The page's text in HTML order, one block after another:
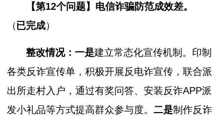
【第12个问题】 电信诈骗防范成效差。
（已完成）
整改情况：一是建立常态化宣传机制。印制
各类反诈宣传单，积极开展反电诈宣传，联合派
出所走村入户，通过有奖问答、安装反诈APP派
发小礼品等方式提高群众参与度。 二是制作反诈